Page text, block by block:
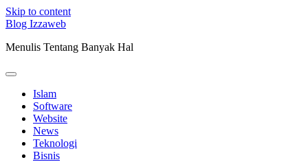
Skip to content
Blog Izzaweb
Menulis Tentang Banyak Hal
Islam
Software
Website
News
Teknologi
Bisnis